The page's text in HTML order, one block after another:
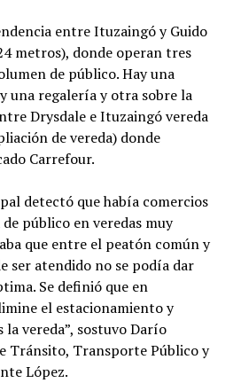
entre Ituzaingó y Guido
metros), donde operan tres
de público. Hay una
una regalería y otra sobre la
Drysdale e Ituzaingó vereda
de vereda) donde
Carrefour.
detectó que había comercios
público en veredas muy
que entre el peatón común y
ser atendido no se podía dar
Se definió que en
el estacionamiento y
vereda”, sostuvo Darío
Tránsito, Transporte Público y
López.